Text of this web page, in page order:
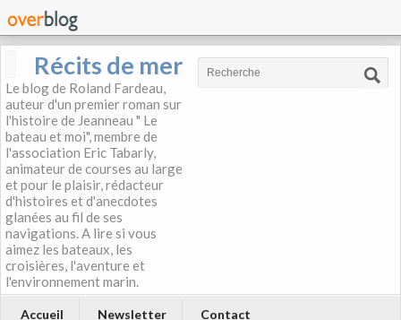
Récits de mer
Le blog de Roland Fardeau,
auteur d'un premier roman sur
l'histoire de Jeanneau " Le
bateau et moi", membre de
l'association Eric Tabarly,
animateur de courses au large
et pour le plaisir, rédacteur
d'histoires et d'anecdotes
glanées au fil de ses
navigations. A lire si vous
aimez les bateaux, les
croisières, l'aventure et
l'environnement marin.
Accueil Newsletter Contact